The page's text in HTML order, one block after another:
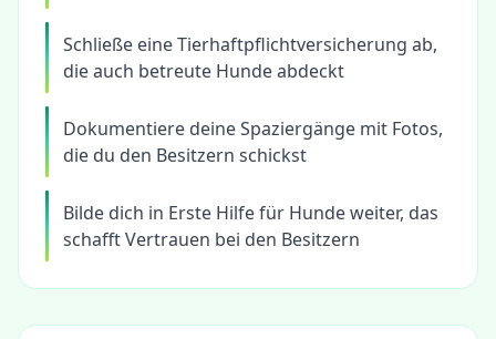
Schließe eine Tierhaftpflichtversicherung ab,
die auch betreute Hunde abdeckt
Dokumentiere deine Spaziergänge mit Fotos,
die du den Besitzern schickst
Bilde dich in Erste Hilfe für Hunde weiter, das
schafft Vertrauen bei den Besitzern